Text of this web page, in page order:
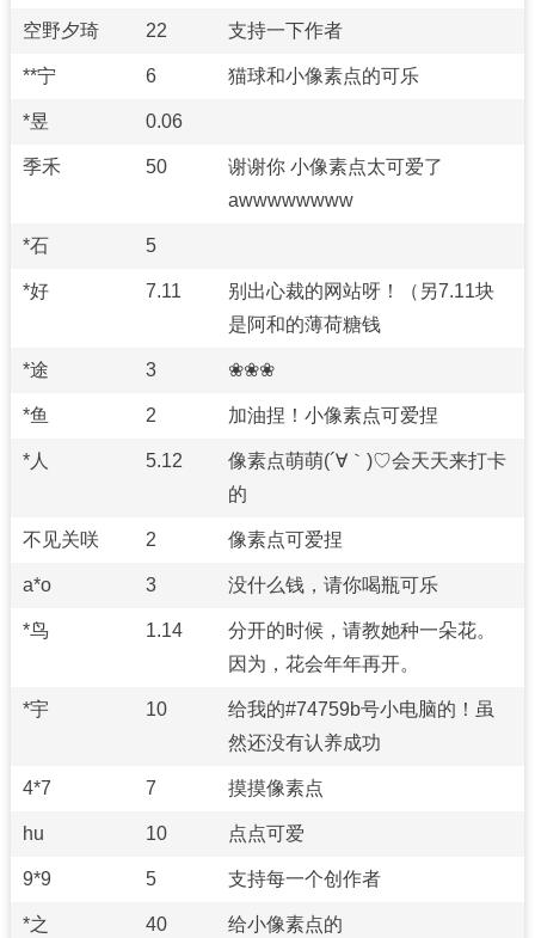
空野夕琦 22 支持一下作者
**宁 6 猫球和小像素点的可乐
*昱 0.06
季禾 50
谢谢你 小像素点太可爱了
awwwwwwww
*石 5
*好 7.11
别出心裁的网站呀！（另7.11块
是阿和的薄荷糖钱
*途 3 ❀❀❀
*鱼 2 加油捏！小像素点可爱捏
*人 5.12
像素点萌萌(´∀｀)♡会天天来打卡
的
不见关咲 2 像素点可爱捏
a*o 3 没什么钱，请你喝瓶可乐
*鸟 1.14
分开的时候，请教她种一朵花。
因为，花会年年再开。
*宇 10
给我的#74759b号小电脑的！虽
然还没有认养成功
4*7 7 摸摸像素点
hu 10 点点可爱
9*9 5 支持每一个创作者
*之 40 给小像素点的